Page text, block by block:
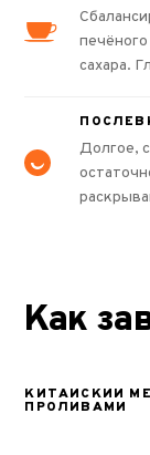
сахара.
Долгое,
Как
КИТАЙСКИЙ
ПРОЛИВАМИ